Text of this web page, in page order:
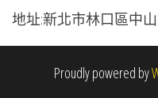
地址:新北市林口區中山
Proudly powered by